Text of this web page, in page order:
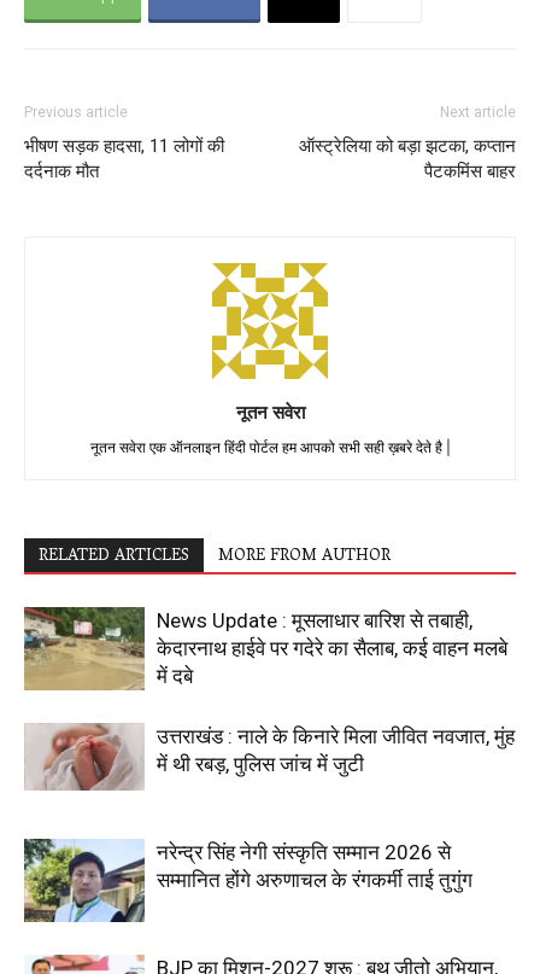
Previous article
भीषण सड़क हादसा, 11 लोगों की
दर्दनाक मौत
Next article
ऑस्ट्रेलिया को बड़ा झटका, कप्तान
पैटकमिंस बाहर
नूतन सवेरा
नूतन सवेरा एक ऑनलाइन हिंदी पोर्टल हम आपको सभी सही ख़बरे देते है |
RELATED ARTICLES MORE FROM AUTHOR
News Update : मूसलाधार बारिश से तबाही,
केदारनाथ हाईवे पर गदेरे का सैलाब, कई वाहन मलबे
में दबे
उत्तराखंड : नाले के किनारे मिला जीवित नवजात, मुंह
में थी रबड़, पुलिस जांच में जुटी
नरेन्द्र सिंह नेगी संस्कृति सम्मान 2026 से
सम्मानित होंगे अरुणाचल के रंगकर्मी ताई तुगुंग
BJP का मिशन-2027 शुरू : बूथ जीतो अभियान,